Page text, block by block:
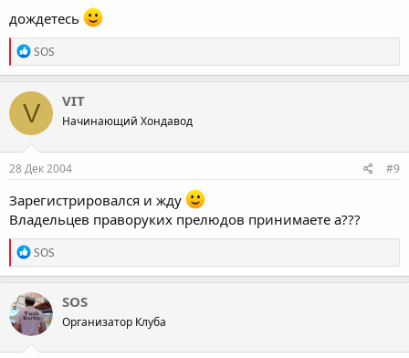
дождетесь
R
e
a
c
t
i
o
n
s
SOS
V VIT
Начинающий Хондавод
28 Дек 2004 #9
Зарегистрировался и жду
Владельцев праворуких прелюдов принимаете а???
R
e
a
c
t
i
o
n
SOS
SOS
Организатор Клуба